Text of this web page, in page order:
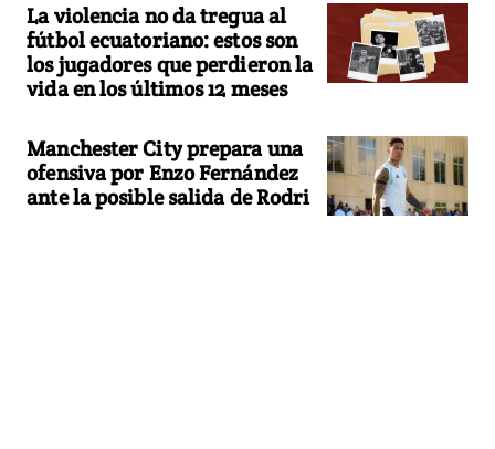
La violencia no da tregua al
fútbol ecuatoriano: estos son
los jugadores que perdieron la
vida en los últimos 12 meses
Manchester City prepara una
ofensiva por Enzo Fernández
ante la posible salida de Rodri